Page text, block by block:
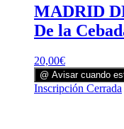
MADRID
De la
20,00€
@ Avisar cuando
Inscripción Cerrada